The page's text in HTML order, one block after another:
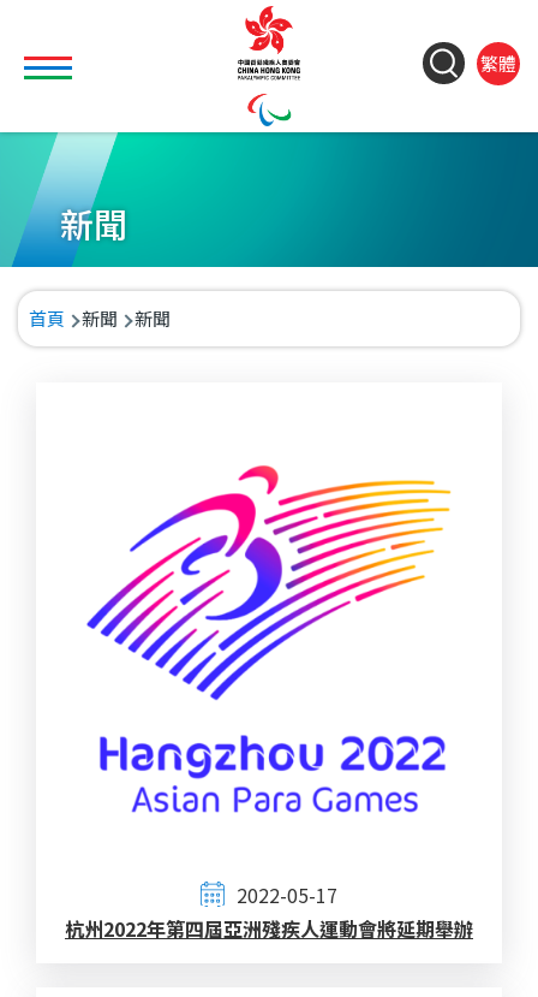
&
Font
繁體
Toggle main menu visibility
新聞
導
航
首頁 新聞 新聞
2022-05-17
杭州2022年第四屆亞洲殘疾人運動會將延期舉辦